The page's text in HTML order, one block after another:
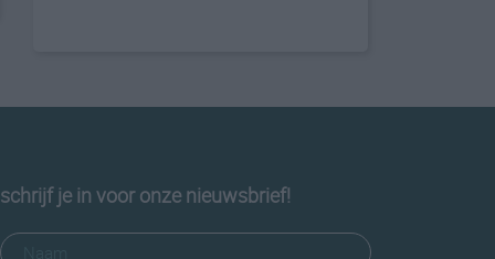
schrijf je in voor onze nieuwsbrief!